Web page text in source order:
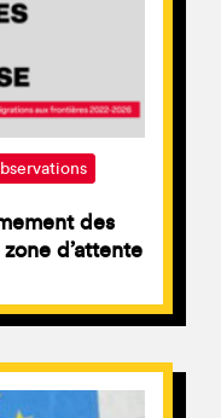
des
d’attente